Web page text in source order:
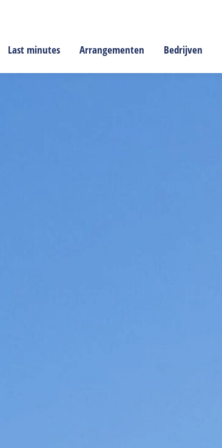
Last minutes Arrangementen Bedrijven